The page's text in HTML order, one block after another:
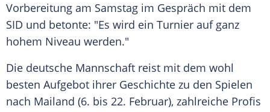
Vorbereitung am Samstag im Gespräch mit dem
SID und betonte: "Es wird ein Turnier auf ganz
hohem Niveau werden."
Die deutsche Mannschaft reist mit dem wohl
besten Aufgebot ihrer Geschichte zu den Spielen
nach Mailand (6. bis 22. Februar), zahlreiche Profis